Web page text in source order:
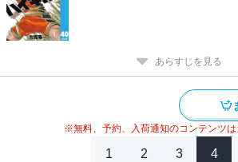
あらすじを見る
※無料、予約、入荷通知のコンテンツは
1 2 3 4